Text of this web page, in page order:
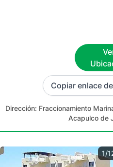
Copiar enlace
Dirección: Fraccionamiento
Acapulco de
1/